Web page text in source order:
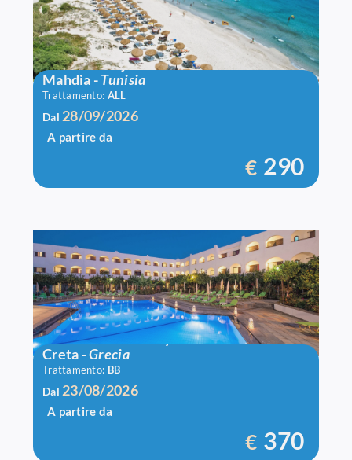
Bravo El Borj
Mahdia -Tunisia
Trattamento: ALL
Dal 28/09/2026
A partire da
€ 290
Hotel Malia Holidays
Creta -Grecia
Trattamento: BB
Dal 23/08/2026
A partire da
€ 370